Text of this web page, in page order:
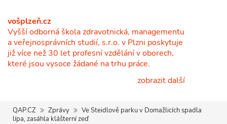
vošplzeň.cz
Vyšší odborná škola zdravotnická, managementu
a veřejnosprávních studií, s.r.o. v Plzni poskytuje
již více než 30 let profesní vzdělání v oborech,
které jsou vysoce žádané na trhu práce.
zobrazit další
QAP.CZ Zprávy
Ve Steidlově parku v Domažlicích spadla
lípa, zasáhla klášterní zeď